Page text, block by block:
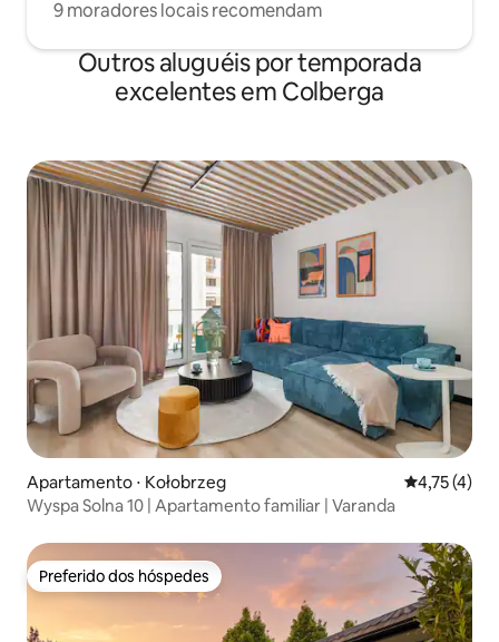
9 moradores locais recomendam
Outros aluguéis por temporada
excelentes em Colberga
Apartamento ⋅ Kołobrzeg 4,75 de
4,75 (4)
Wyspa Solna 10 | Apartamento familiar | Varanda
Preferido dos hóspedes
Preferido dos hóspedes